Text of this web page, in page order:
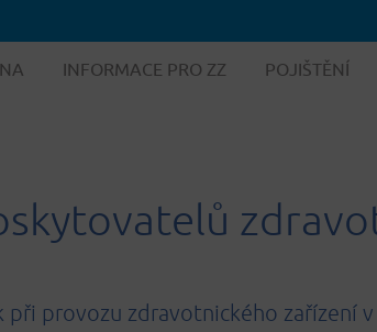
INFORMACE PRO ZZ POJIŠTĚNÍ
při provozu zdravotnického